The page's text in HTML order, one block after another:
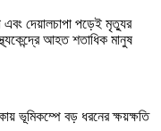
দেয়ালচাপা পড়েই মৃত্যুর
আহত শতাধিক মানুষ
ভূমিকম্পে বড় ধরনের ক্ষয়ক্ষতি